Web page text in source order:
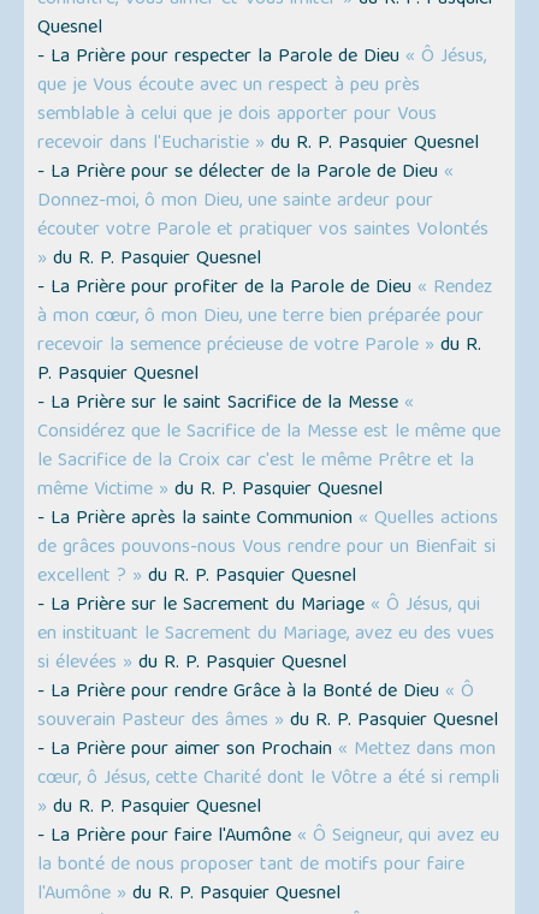
Quesnel
- La Prière pour respecter la Parole de Dieu « Ô Jésus,
que je Vous écoute avec un respect à peu près
semblable à celui que je dois apporter pour Vous
recevoir dans l'Eucharistie » du R. P. Pasquier Quesnel
- La Prière pour se délecter de la Parole de Dieu «
Donnez-moi, ô mon Dieu, une sainte ardeur pour
écouter votre Parole et pratiquer vos saintes Volontés
» du R. P. Pasquier Quesnel
- La Prière pour profiter de la Parole de Dieu « Rendez
à mon cœur, ô mon Dieu, une terre bien préparée pour
recevoir la semence précieuse de votre Parole » du R.
P. Pasquier Quesnel
- La Prière sur le saint Sacrifice de la Messe «
Considérez que le Sacrifice de la Messe est le même que
le Sacrifice de la Croix car c'est le même Prêtre et la
même Victime » du R. P. Pasquier Quesnel
- La Prière après la sainte Communion « Quelles actions
de grâces pouvons-nous Vous rendre pour un Bienfait si
excellent ? » du R. P. Pasquier Quesnel
- La Prière sur le Sacrement du Mariage « Ô Jésus, qui
en instituant le Sacrement du Mariage, avez eu des vues
si élevées » du R. P. Pasquier Quesnel
- La Prière pour rendre Grâce à la Bonté de Dieu « Ô
souverain Pasteur des âmes » du R. P. Pasquier Quesnel
- La Prière pour aimer son Prochain « Mettez dans mon
cœur, ô Jésus, cette Charité dont le Vôtre a été si rempli
» du R. P. Pasquier Quesnel
- La Prière pour faire l'Aumône « Ô Seigneur, qui avez eu
la bonté de nous proposer tant de motifs pour faire
l'Aumône » du R. P. Pasquier Quesnel